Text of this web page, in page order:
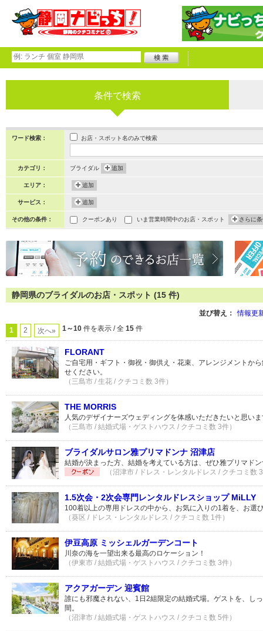
条件で検索
ワード検索： お店・スポット名のみで検索
カテゴリ： ブライダル 追加
エリア： 追加
サービス： 追加
その他の条件： クーポンあり いま営業時間中のお店・スポット さらに
静岡県のブライダルのお店・スポット (15 件)
並び替え： 情報更
1 2 次へ» 1～10 件を表示 / 全 15 件
FLORANT
ご自宅用・ギフト・御祝・御供え・花束、アレンジメントか
せください。
（三島市 / 生花 / クチコミ数 3件）
THE MORRIS
人気のデザイナーズウェディングを体感いただきたいと思い
（三島市 / 結婚式場・ゲストハウス / クチコミ数 3件）
ブライダルサロン雅プリマドンナ 沼津店
結婚が決まった方、結婚を考えている方は、ぜひ雅プリマド
（沼津市 / ドレス・レンタルドレス / クチコミ数
1.5次会・2次会専門レンタルドレスショップ MiLLY
100着以上の専用ドレスの中から、お気に入りの1着を、お選
（葵区 / ドレス・レンタルドレス / クチコミ数 1件）
伊豆高原 ミッシェルガーデンコート
川奈の海を一望出来る最高のロケーション！
（伊東市 / 結婚式場・ゲストハウス / クチコミ数 3件）
アクアガーデン 迎賓館
誰にも邪魔されない、1日2組限定の結婚式場。ゲストを、し
間。
（沼津市 / 結婚式場・ゲストハウス / クチコミ数 5件）